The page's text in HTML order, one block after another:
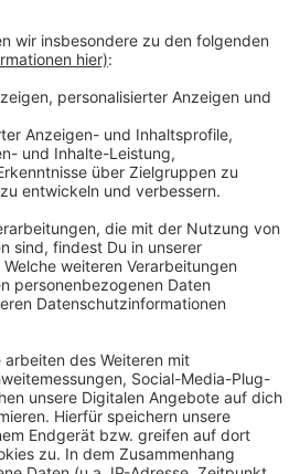
Ihre
um den YouTube
zu laden!
einen Service eines
um Videoinhalte
Dieser Service kann
Bitte lesen Sie die
und stimmen Sie der
Service zu, um dieses
Informationen
Akzeptieren
Usercentrics Consent